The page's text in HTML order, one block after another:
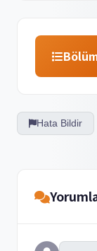
Hata Bildir